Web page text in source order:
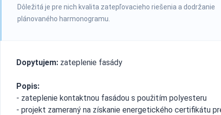
Dôležitá je pre nich kvalita zatepľovacieho riešenia a dodržanie
plánovaného harmonogramu.
Dopytujem: zateplenie fasády
Popis:
- zateplenie kontaktnou fasádou s použitím polyesteru
- projekt zameraný na získanie energetického certifikátu